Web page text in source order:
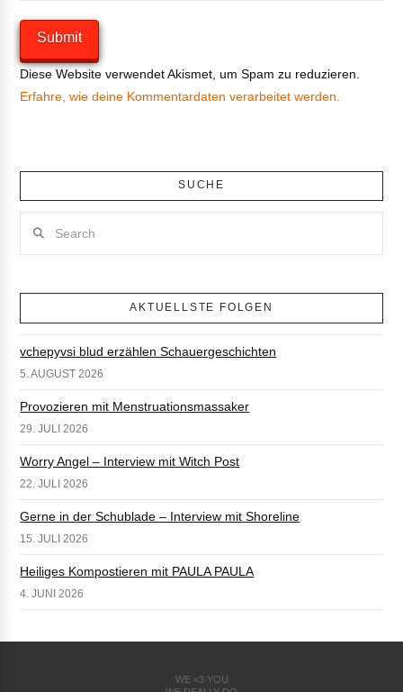
Diese Website verwendet Akismet, um Spam zu reduzieren.
Erfahre, wie deine Kommentardaten verarbeitet werden.
SUCHE
AKTUELLSTE FOLGEN
vchepyvsi blud erzählen Schauergeschichten
5. AUGUST 2026
Provozieren mit Menstruationsmassaker
29. JULI 2026
Worry Angel – Interview mit Witch Post
22. JULI 2026
Gerne in der Schublade – Interview mit Shoreline
15. JULI 2026
Heiliges Kompostieren mit PAULA PAULA
4. JUNI 2026
WE <3 YOU